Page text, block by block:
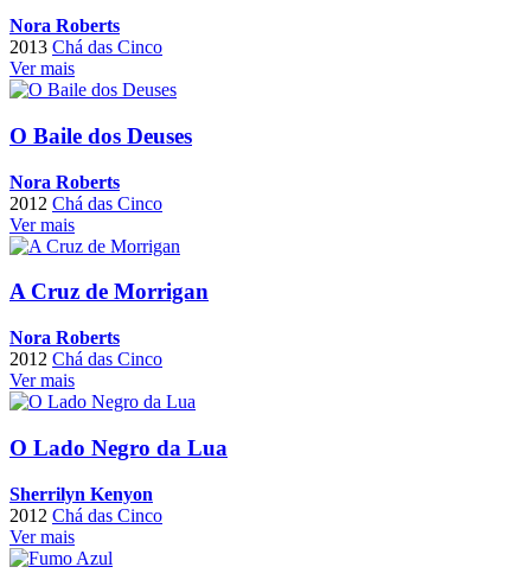
Nora Roberts
2013 Chá das Cinco
Ver mais
O Baile dos Deuses
Nora Roberts
2012 Chá das Cinco
Ver mais
A Cruz de Morrigan
Nora Roberts
2012 Chá das Cinco
Ver mais
O Lado Negro da Lua
Sherrilyn Kenyon
2012 Chá das Cinco
Ver mais